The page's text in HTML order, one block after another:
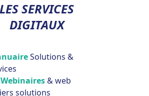
LES SERVICES
DIGITAUX
Solutions &
Webinaires& web
solutions